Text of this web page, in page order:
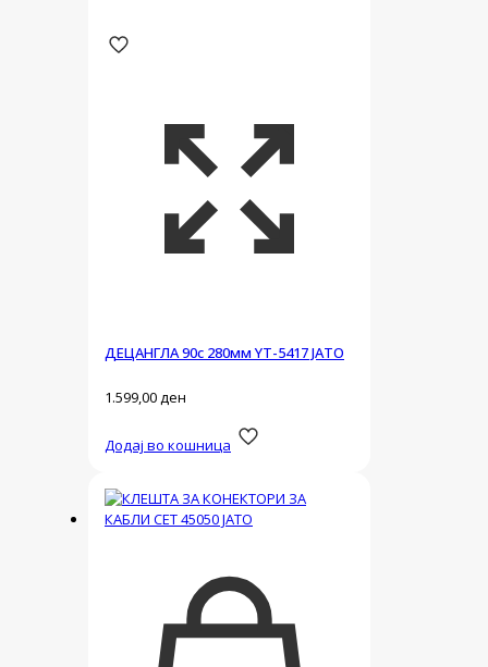
ДЕЦАНГЛА 90с 280мм YT-5417 ЈАТО
1.599,00ден
Додај во кошница